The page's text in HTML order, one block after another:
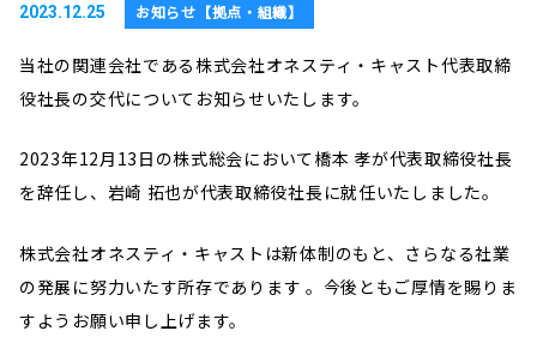
2023.12.25 お知らせ【拠点・組織】
当社の関連会社である株式会社オネスティ・キャスト代表取締
役社長の交代についてお知らせいたします。
2023年12月13日の株式総会において橋本 孝が代表取締役社長
を辞任し、岩崎 拓也が代表取締役社長に就任いたしました。
株式会社オネスティ・キャストは新体制のもと、さらなる社業
の発展に努力いたす所存であります 。今後ともご厚情を賜りま
すようお願い申し上げます。